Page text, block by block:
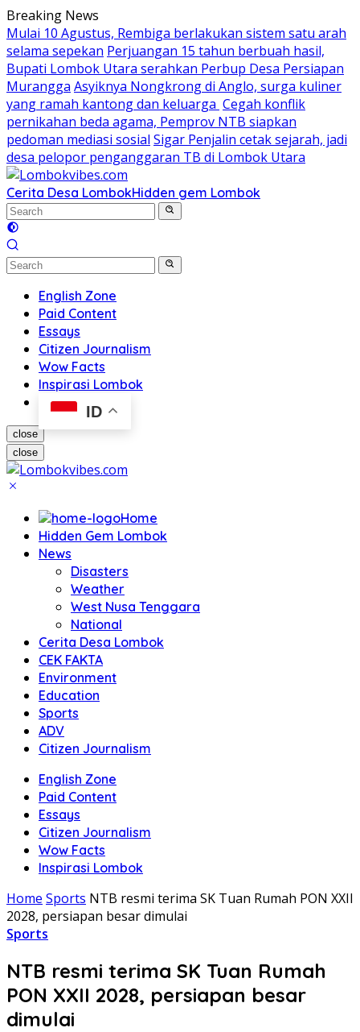
Skip
to
content
Breaking News
Mulai 10 Agustus, Rembiga berlakukan sistem satu arah
selama sepekan Perjuangan 15 tahun berbuah hasil,
Bupati Lombok Utara serahkan Perbup Desa Persiapan
Murangga Asyiknya Nongkrong di Anglo, surga kuliner
yang ramah kantong dan keluarga Cegah konflik
pernikahan beda agama, Pemprov NTB siapkan
pedoman mediasi sosial Sigar Penjalin cetak sejarah, jadi
desa pelopor penganggaran TB di Lombok Utara
Cerita Desa LombokHidden gem Lombok
English Zone
Paid Content
Essays
Citizen Journalism
Wow Facts
Inspirasi Lombok
ID
close
close
Home
Hidden Gem Lombok
News
Disasters
Weather
West Nusa Tenggara
National
Cerita Desa Lombok
CEK FAKTA
Environment
Education
Sports
ADV
Citizen Journalism
English Zone
Paid Content
Essays
Citizen Journalism
Wow Facts
Inspirasi Lombok
Home Sports NTB resmi terima SK Tuan Rumah PON XXII
2028, persiapan besar dimulai
Sports
NTB resmi terima SK Tuan Rumah
PON XXII 2028, persiapan besar
dimulai